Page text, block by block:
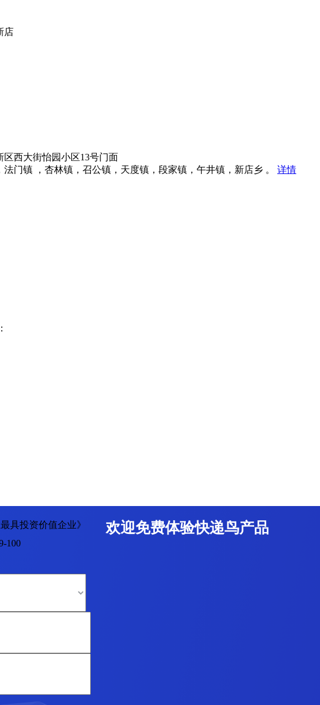
店
西大街怡园小区13号门面
门镇 ，杏林镇，召公镇，天度镇，段家镇，午井镇，新店乡 。 详情
具投资价值企业》
欢迎免费体验快递鸟产品
100